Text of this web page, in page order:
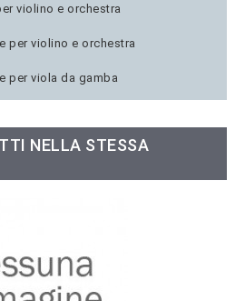
violino e orchestra
per violino e orchestra
per viola da gamba
NELLA STESSA